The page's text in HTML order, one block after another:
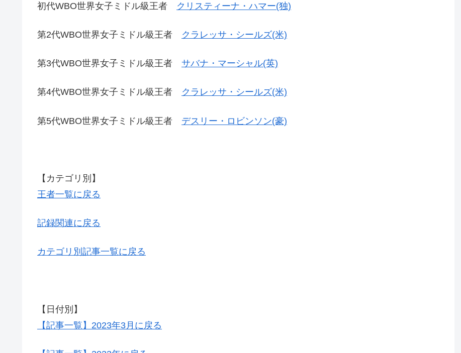
初代WBO世界女子ミドル級王者 クリスティーナ・ハマー(独)
第2代WBO世界女子ミドル級王者 クラレッサ・シールズ(米)
第3代WBO世界女子ミドル級王者 サバナ・マーシャル(英)
第4代WBO世界女子ミドル級王者 クラレッサ・シールズ(米)
第5代WBO世界女子ミドル級王者 デスリー・ロビンソン(豪)
【カテゴリ別】
王者一覧に戻る
記録関連に戻る
カテゴリ別記事一覧に戻る
【日付別】
【記事一覧】2023年3月に戻る